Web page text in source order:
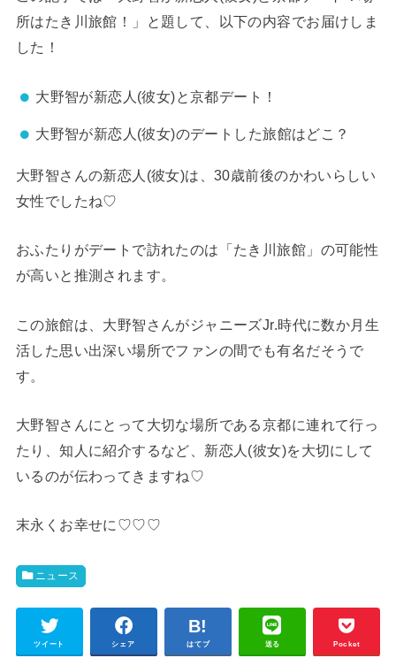
所はたき川旅館！」と題して、以下の内容でお届けしま
した！
大野智が新恋人(彼女)と京都デート！
大野智が新恋人(彼女)のデートした旅館はどこ？
大野智さんの新恋人(彼女)は、30歳前後のかわいらしい
女性でしたね♡
おふたりがデートで訪れたのは「たき川旅館」の可能性
が高いと推測されます。
この旅館は、大野智さんがジャニーズJr.時代に数か月生
活した思い出深い場所でファンの間でも有名だそうで
す。
大野智さんにとって大切な場所である京都に連れて行っ
たり、知人に紹介するなど、新恋人(彼女)を大切にして
いるのが伝わってきますね♡
末永くお幸せに♡♡♡
ニュース
ツイート シェア はてブ 送る Pocket